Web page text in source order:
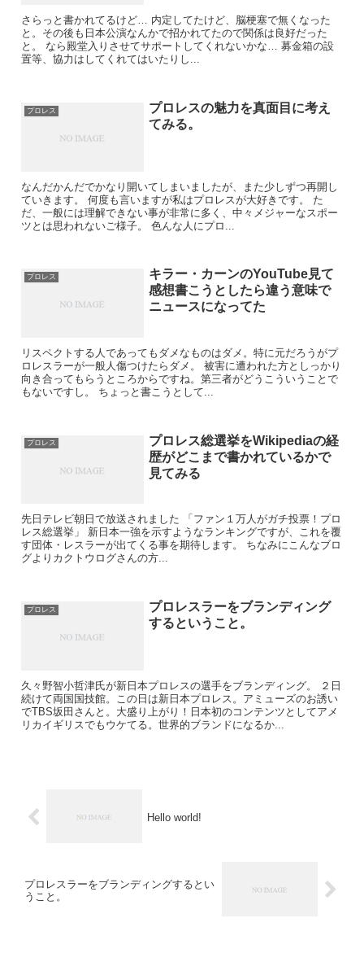
さらっと書かれてるけど… 内定してたけど、脳梗塞で無くなった
と。その後も日本公演なんかで招かれてたので関係は良好だった
と。 なら殿堂入りさせてサポートしてくれないかな… 募金箱の設
置等、協力はしてくれてはいたりし...
プロレス
プロレスの魅力を真面目に考え
てみる。
なんだかんだでかなり開いてしまいましたが、また少しずつ再開し
ていきます。 何度も言いますが私はプロレスが大好きです。 た
だ、一般には理解できない事が非常に多く、中々メジャーなスポー
ツとは思われないご様子。 色んな人にプロ...
プロレス
キラー・カーンのYouTube見て
感想書こうとしたら違う意味で
ニュースになってた
リスペクトする人であってもダメなものはダメ。特に元だろうがプ
ロレスラーが一般人傷つけたらダメ。 被害に遭われた方としっかり
向き合ってもらうところからですね。第三者がどうこういうことで
もないですし。 ちょっと書こうとして...
プロレス
プロレス総選挙をWikipediaの経
歴がどこまで書かれているかで
見てみる
先日テレビ朝日で放送されました 「ファン１万人がガチ投票！プロ
レス総選挙」 新日本一強を示すようなランキングですが、これを覆
す団体・レスラーが出てくる事を期待します。 ちなみにこんなブロ
グよりカクトウログさんの方...
プロレス
プロレスラーをブランディング
するということ。
久々野智小哲津氏が新日本プロレスの選手をブランディング。 ２日
続けて両国国技館。この日は新日本プロレス。アミューズのお誘い
でTBS坂田さんと。大盛り上がり！日本初のコンテンツとしてアメ
リカイギリスでもウケてる。世界的ブランドになるか...
Hello world!
プロレスラーをブランディングするとい
うこと。